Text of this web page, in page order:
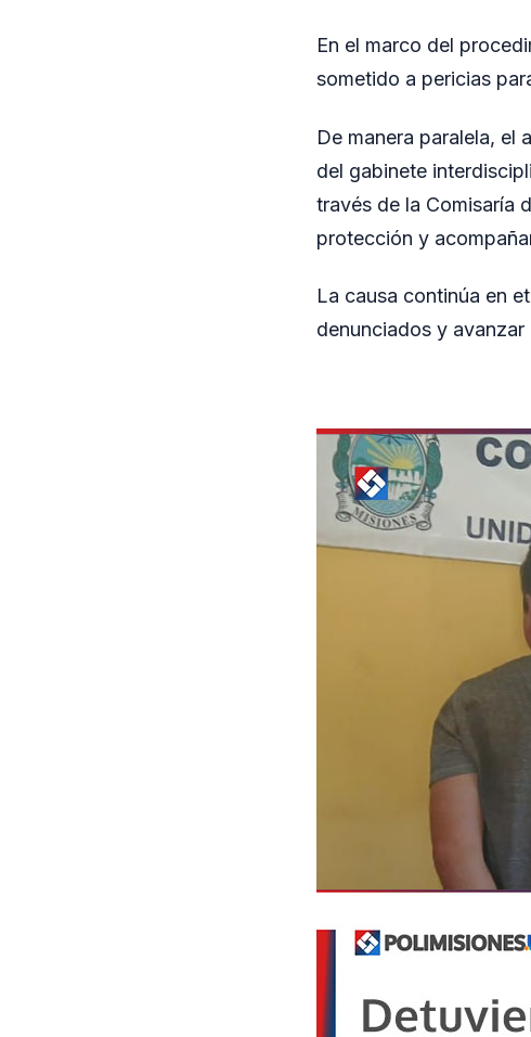
En el marco del
sometido a pericias
De manera paralela, el
del gabinete
través de la Comisaría
protección y
La causa continúa en
denunciados y